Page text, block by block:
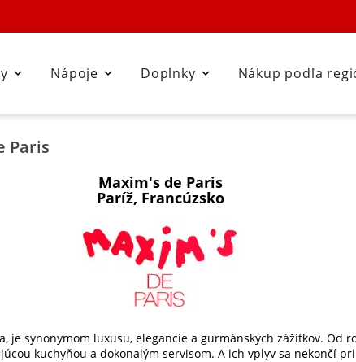
 
Nápoje 
Doplnky Nákup podľa
Paris
Maxim's de Paris
Paríž, Francúzsko
je synonymom luxusu, elegancie a gurmánskych zážitkov. Od
kuchyňou a dokonalým servisom. A ich vplyv sa nekončí